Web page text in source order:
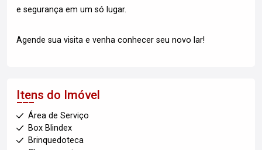
e segurança em um só lugar.
Agende sua visita e venha conhecer seu novo lar!
Itens do Imóvel
Área de Serviço
Box Blindex
Brinquedoteca